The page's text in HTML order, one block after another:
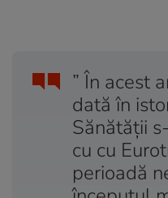
” În acest
dată în
Sănătății
cu cu
perioadă